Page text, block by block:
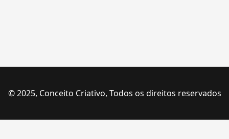
© 2025, Conceito Criativo, Todos os direitos reservados